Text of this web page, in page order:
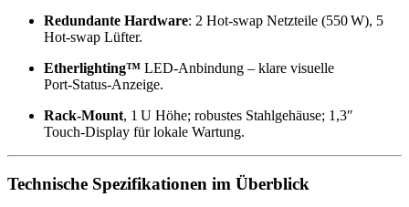
Redundante Hardware: 2 Hot‑swap Netzteile (550 W), 5
Hot‑swap Lüfter.
Etherlighting™ LED‑Anbindung – klare visuelle
Port‑Status‑Anzeige.
Rack‑Mount, 1 U Höhe; robustes Stahlgehäuse; 1,3″
Touch‑Display für lokale Wartung.
Technische Spezifikationen im Überblick